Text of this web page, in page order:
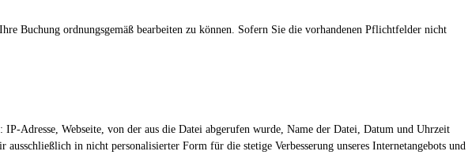
Buchung ordnungsgemäß bearbeiten zu können. Sofern Sie die vorhandenen Pflichtfelder nicht
Adresse, Webseite, von der aus die Datei abgerufen wurde, Name der Datei, Datum und Uhrzeit
in nicht personalisierter Form für die stetige Verbesserung unseres Internetangebots und